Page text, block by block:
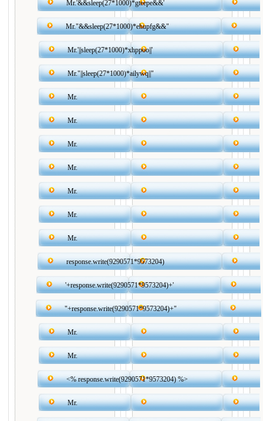
Mr.'&&sleep(27*1000)*gteepe&&'
Mr."&&sleep(27*1000)*ehupfg&&"
Mr.'||sleep(27*1000)*xhppoo||'
Mr."||sleep(27*1000)*ailywq||"
Mr.
Mr.
Mr.
Mr.
Mr.
Mr.
Mr.
response.write(9290571*9573204)
'+response.write(9290571*9573204)+'
"+response.write(9290571*9573204)+"
Mr.
Mr.
<% response.write(9290571*9573204) %>
Mr.